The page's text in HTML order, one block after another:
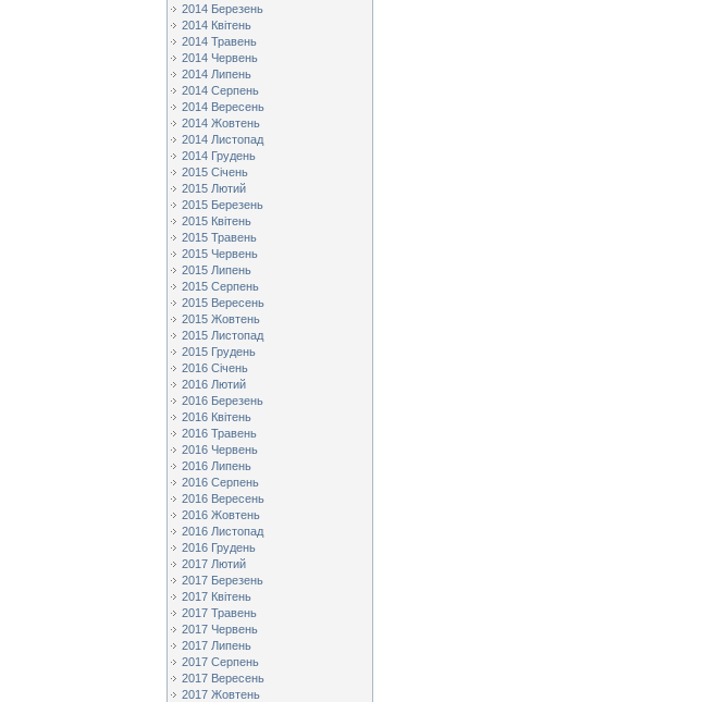
2014 Березень
2014 Квітень
2014 Травень
2014 Червень
2014 Липень
2014 Серпень
2014 Вересень
2014 Жовтень
2014 Листопад
2014 Грудень
2015 Січень
2015 Лютий
2015 Березень
2015 Квітень
2015 Травень
2015 Червень
2015 Липень
2015 Серпень
2015 Вересень
2015 Жовтень
2015 Листопад
2015 Грудень
2016 Січень
2016 Лютий
2016 Березень
2016 Квітень
2016 Травень
2016 Червень
2016 Липень
2016 Серпень
2016 Вересень
2016 Жовтень
2016 Листопад
2016 Грудень
2017 Лютий
2017 Березень
2017 Квітень
2017 Травень
2017 Червень
2017 Липень
2017 Серпень
2017 Вересень
2017 Жовтень